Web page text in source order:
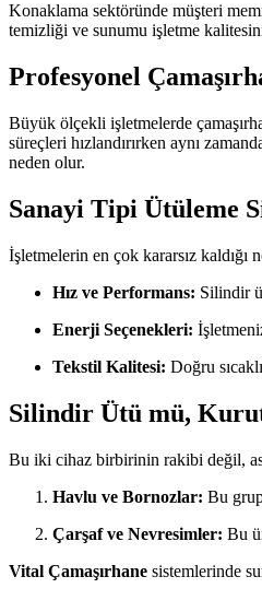
Konaklama sektöründe müşteri
temizliği ve sunumu işletme
Profesyonel
Büyük ölçekli işletmelerde
süreçleri hızlandırırken aynı
neden olur.
Sanayi Tipi Ütüleme
İşletmelerin en çok kararsız
Hız ve Performans: Silindir
Enerji Seçenekleri:
Tekstil Kalitesi: Doğru
Silindir Ütü mü,
Bu iki cihaz birbirinin rakibi değil,
Havlu ve Bornozlar: Bu
Çarşaf ve Nevresimler: Bu
Vital Çamaşırhane sistemlerinde